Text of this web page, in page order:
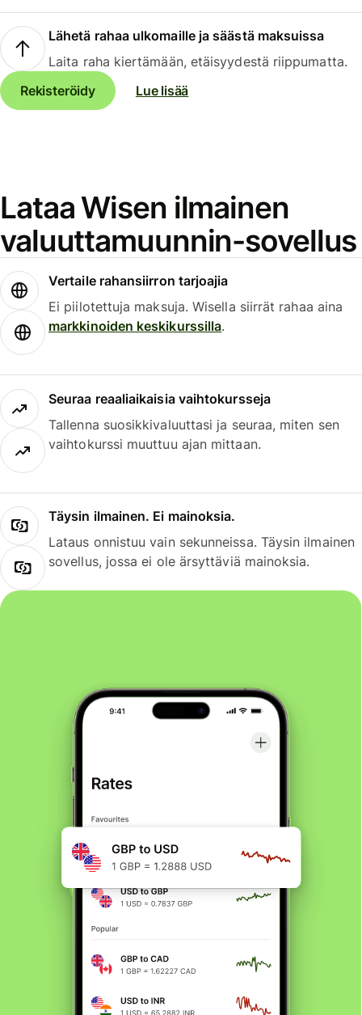
Lähetä rahaa ulkomaille ja säästä maksuissa
Laita raha kiertämään, etäisyydestä riippumatta.
Rekisteröidy
Lue lisää
Lataa Wisen ilmainen
valuuttamuunnin-sovellus
Vertaile rahansiirron tarjoajia
Ei piilotettuja maksuja. Wisella siirrät rahaa aina
markkinoiden keskikurssilla.
Seuraa reaaliaikaisia vaihtokursseja
Tallenna suosikkivaluuttasi ja seuraa, miten sen
vaihtokurssi muuttuu ajan mittaan.
Täysin ilmainen. Ei mainoksia.
Lataus onnistuu vain sekunneissa. Täysin ilmainen
sovellus, jossa ei ole ärsyttäviä mainoksia.